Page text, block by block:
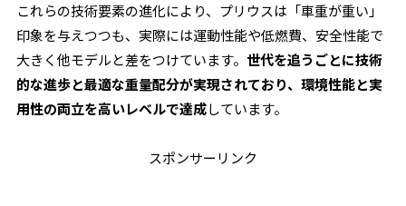
これらの技術要素の進化により、プリウスは「車重が重い」
印象を与えつつも、実際には運動性能や低燃費、安全性能で
大きく他モデルと差をつけています。 世代を追うごとに技術
的な進歩と最適な重量配分が実現されており、環境性能と実
用性の両立を高いレベルで達成しています。
スポンサーリンク